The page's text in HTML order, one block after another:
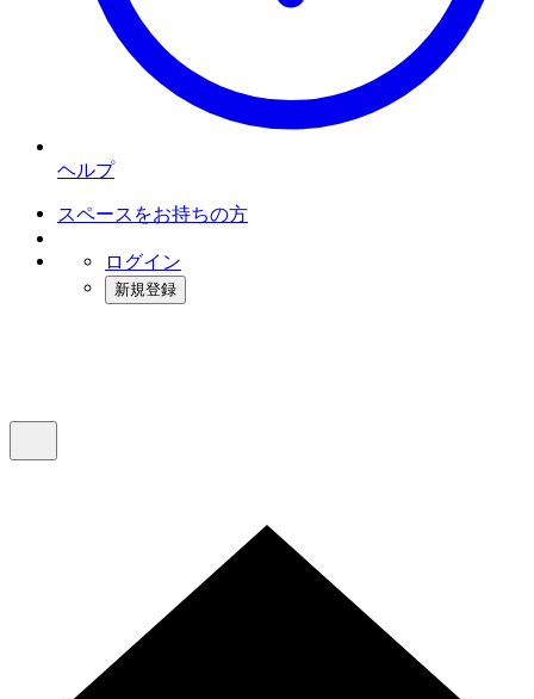
ヘルプ
スペースをお持ちの方
ログイン
新規登録